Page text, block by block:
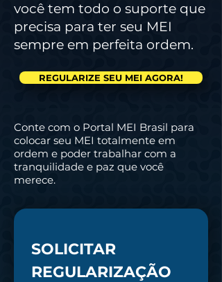
você tem todo o suporte que
precisa para ter seu MEI
sempre em perfeita ordem.
REGULARIZE SEU MEI AGORA!
Conte com o Portal MEI Brasil para
colocar seu MEI totalmente em
ordem e poder trabalhar com a
tranquilidade e paz que você
merece.
SOLICITAR
REGULARIZAÇÃO